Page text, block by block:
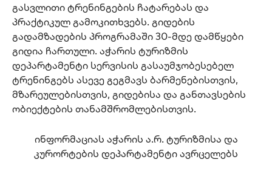
გასვლითი ტრენინგების ჩატარებას და
პრაქტიკულ გამოკითხვებს. გიდების
გადამზადების პროგრამაში 30-მდე დამწყები
გიდია ჩართული. აჭარის ტურიზმის
დეპარტამენტი სერვისის გასაუმჯობესებელ
ტრენინგებს ასევე გეგმავს ბარმენებისთვის,
მზარეულებისთვის, გიდებისა და განთავსების
ობიექტების თანამშრომლებისთვის.
ინფორმაციას აჭარის ა.რ. ტურიზმისა და
კურორტების დეპარტამენტი ავრცელებს